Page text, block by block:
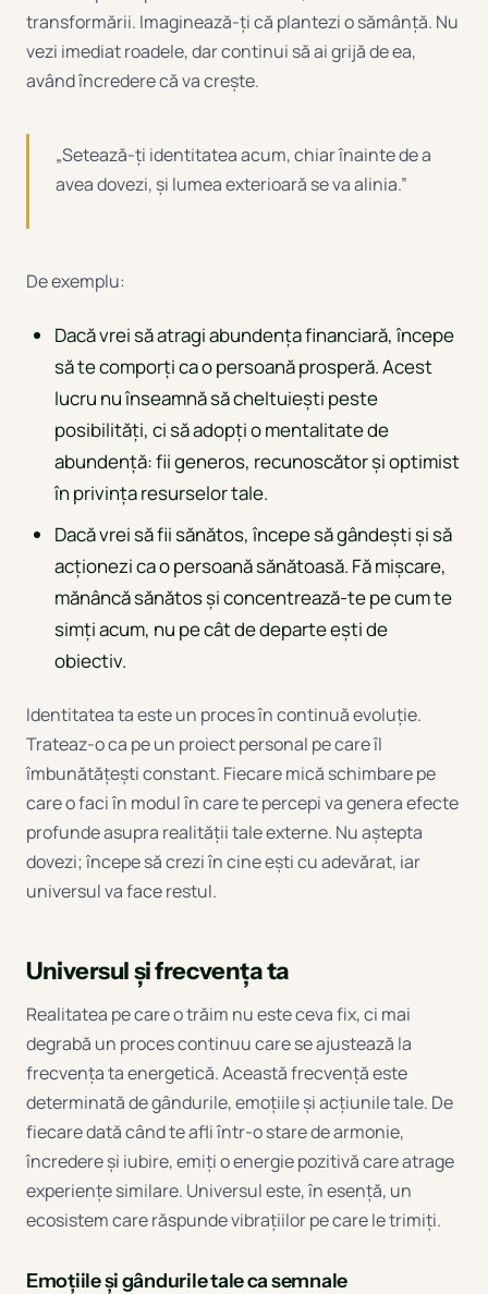
transformării. Imaginează-ți că plantezi o sămânță. Nu
vezi imediat roadele, dar continui să ai grijă de ea,
având încredere că va crește.
„Setează-ți identitatea acum, chiar înainte de a
avea dovezi, și lumea exterioară se va alinia.”
De exemplu:
Dacă vrei să atragi abundența financiară, începe
să te comporți ca o persoană prosperă. Acest
lucru nu înseamnă să cheltuiești peste
posibilități, ci să adopți o mentalitate de
abundență: fii generos, recunoscător și optimist
în privința resurselor tale.
Dacă vrei să fii sănătos, începe să gândești și să
acționezi ca o persoană sănătoasă. Fă mișcare,
mănâncă sănătos și concentrează-te pe cum te
simți acum, nu pe cât de departe ești de
obiectiv.
Identitatea ta este un proces în continuă evoluție.
Trateaz-o ca pe un proiect personal pe care îl
îmbunătățești constant. Fiecare mică schimbare pe
care o faci în modul în care te percepi va genera efecte
profunde asupra realității tale externe. Nu aștepta
dovezi; începe să crezi în cine ești cu adevărat, iar
universul va face restul.
Universul și frecvența ta
Realitatea pe care o trăim nu este ceva fix, ci mai
degrabă un proces continuu care se ajustează la
frecvența ta energetică. Această frecvență este
determinată de gândurile, emoțiile și acțiunile tale. De
fiecare dată când te afli într-o stare de armonie,
încredere și iubire, emiți o energie pozitivă care atrage
experiențe similare. Universul este, în esență, un
ecosistem care răspunde vibrațiilor pe care le trimiți.
Emoțiile și gândurile tale ca semnale